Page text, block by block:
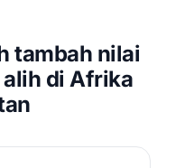
tambah nilai
di Afrika